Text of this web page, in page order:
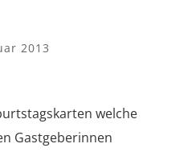
2013
welche
Gastgeberinnen